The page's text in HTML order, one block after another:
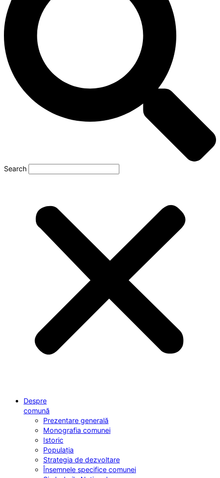
Search
Despre
comună
Prezentare generală
Monografia comunei
Istoric
Populația
Strategia de dezvoltare
Însemnele specifice comunei